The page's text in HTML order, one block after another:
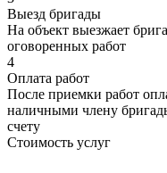
Выезд бригады
На объект выезжает
оговоренных работ
4
Оплата работ
После приемки работ
наличными члену
счету
Стоимость услуг